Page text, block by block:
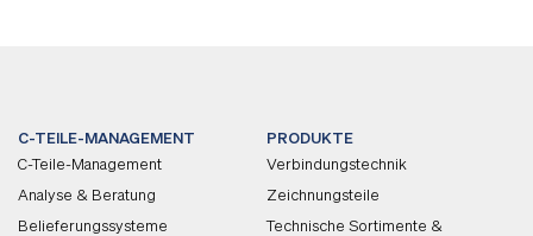
C-TEILE-MANAGEMENT
C-Teile-Management
Analyse & Beratung
Belieferungssysteme
PRODUKTE
Verbindungstechnik
Zeichnungsteile
Technische Sortimente &